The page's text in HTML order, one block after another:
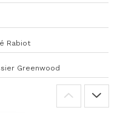
Rabiot
Greenwood